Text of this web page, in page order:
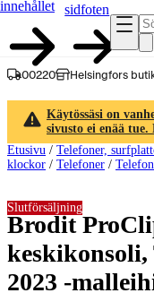
innehållet
sidfoten
00220 Helsingfors
Käytössäsi on
sivusto ei enää
Etusivu / Telefoner,
klockor / Telefoner /
Brodit
keskikonsoli,
2023 -
Slutförsäljning